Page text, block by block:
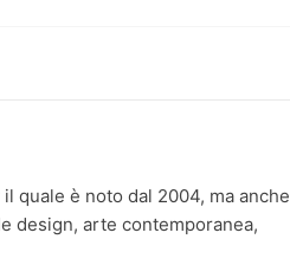
quale è noto dal 2004, ma anche
design, arte contemporanea,